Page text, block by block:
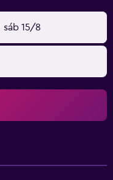
sáb 15/8